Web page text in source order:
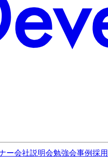
ー会社説明会勉強会事例採用